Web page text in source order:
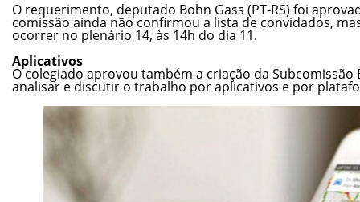
O requerimento, deputado Bohn Gass (PT-RS) foi
comissão ainda não confirmou a lista de convidados,
ocorrer no plenário 14, às 14h do dia 11.
Aplicativos
O colegiado aprovou também a criação da Subcomissão
analisar e discutir o trabalho por aplicativos e por